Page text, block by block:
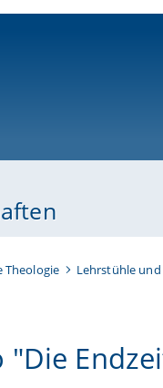
Theologie Lehrstühle und
"Die